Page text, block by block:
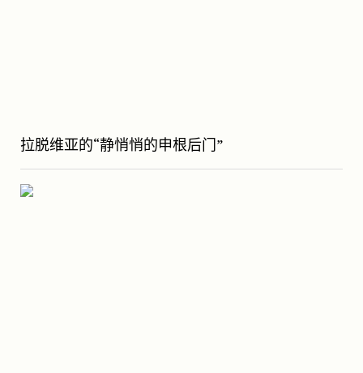
拉脱维亚的“静悄悄的申根后门”